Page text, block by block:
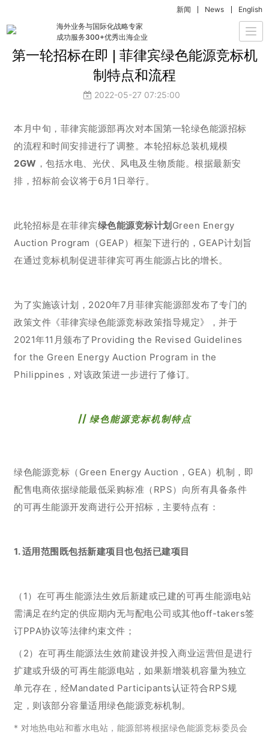
海外业务与国际化战略专家
成功服务300+优秀出海企业
新闻 News English
第一轮招标在即 | 菲律宾绿色能源竞标机
制特点和流程
2022-05-27 07:25:00
本月中旬，菲律宾能源部再次对本国第一轮绿色能源招标
的流程和时间安排进行了调整。本轮招标总装机规模
2GW ，包括水电、光伏、风电及生物质能。根据最新安
排，招标前会议将于6月1日举行。
此轮招标是在菲律宾绿色能源竞标计划Green Energy
Auction Program（GEAP）框架下进行的，GEAP计划旨
在通过竞标机制促进菲律宾可再生能源占比的增长。
为了实施该计划，2020年7月菲律宾能源部发布了专门的
政策文件《菲律宾绿色能源竞标政策指导规定》，并于
2021年11月颁布了Providing the Revised Guidelines
for the Green Energy Auction Program in the
Philippines，对该政策进一步进行了修订。
// 绿色能源竞标机制特点
绿色能源竞标（Green Energy Auction，GEA）机制，即
配售电商依据绿能最低采购标准（RPS）向所有具备条件
的可再生能源开发商进行公开招标，主要特点有：
1. 适用范围既包括新建项目也包括已建项目
（1）在可再生能源法生效后新建或已建的可再生能源电站
需满足在约定的供应期内无与配电公司或其他off-takers签
订PPA协议等法律约束文件；
（2）在可再生能源法生效前建设并投入商业运营但是进行
扩建或升级的可再生能源电站，如果新增装机容量为独立
单元存在，经Mandated Participants认证符合RPS规
定，则该部分容量适用绿色能源竞标机制。
* 对地热电站和蓄水电站，能源部将根据绿色能源竞标委员会